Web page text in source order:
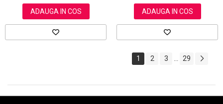
ADAUGA IN COS ADAUGA IN COS
1 2 3 29